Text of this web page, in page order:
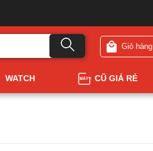
Giỏ hàng
WATCH CŨ GIÁ RẺ